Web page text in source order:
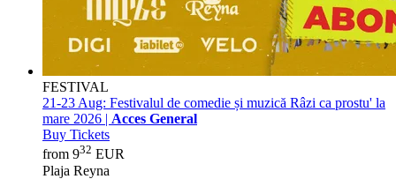
FESTIVAL
21-23 Aug: Festivalul de comedie și muzică Râzi ca prostu' la
mare 2026 | Acces General
Buy Tickets
from 932 EUR
Plaja Reyna